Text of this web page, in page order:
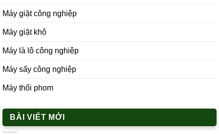
Máy giặt công nghiệp
Máy giặt khô
Máy là lô công nghiệp
Máy sấy công nghiệp
Máy thổi phom
BÀI VIẾT MỚI